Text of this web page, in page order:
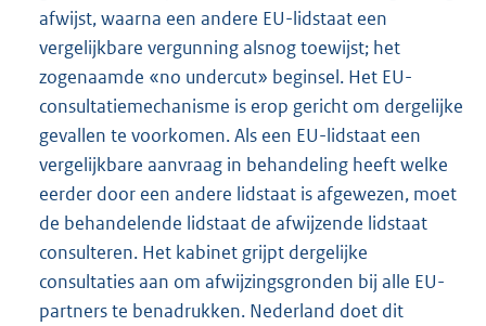
afwijst, waarna een andere EU-lidstaat een
vergelijkbare vergunning alsnog toewijst; het
zogenaamde «no undercut» beginsel. Het EU-
consultatiemechanisme is erop gericht om dergelijke
gevallen te voorkomen. Als een EU-lidstaat een
vergelijkbare aanvraag in behandeling heeft welke
eerder door een andere lidstaat is afgewezen, moet
de behandelende lidstaat de afwijzende lidstaat
consulteren. Het kabinet grijpt dergelijke
consultaties aan om afwijzingsgronden bij alle EU-
partners te benadrukken. Nederland doet dit